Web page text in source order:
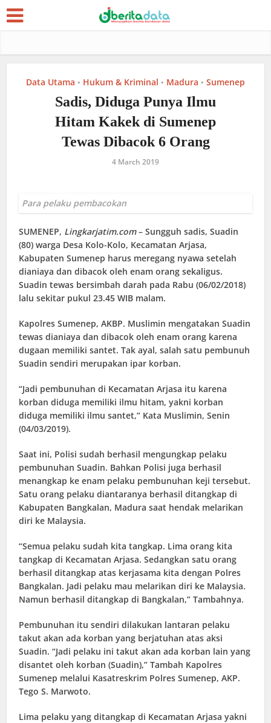
Data Utama • Hukum & Kriminal • Madura • Sumenep
Sadis, Diduga Punya Ilmu
Hitam Kakek di Sumenep
Tewas Dibacok 6 Orang
4 March 2019
Para pelaku pembacokan
SUMENEP, Lingkarjatim.com– Sungguh sadis, Suadin
(80) warga Desa Kolo-Kolo, Kecamatan Arjasa,
Kabupaten Sumenep harus meregang nyawa setelah
dianiaya dan dibacok oleh enam orang sekaligus.
Suadin tewas bersimbah darah pada Rabu (06/02/2018)
lalu sekitar pukul 23.45 WIB malam.
Kapolres Sumenep, AKBP. Muslimin mengatakan Suadin
tewas dianiaya dan dibacok oleh enam orang karena
dugaan memiliki santet. Tak ayal, salah satu pembunuh
Suadin sendiri merupakan ipar korban.
“Jadi pembunuhan di Kecamatan Arjasa itu karena
korban diduga memiliki ilmu hitam, yakni korban
diduga memiliki ilmu santet,” Kata Muslimin, Senin
(04/03/2019).
Saat ini, Polisi sudah berhasil mengungkap pelaku
pembunuhan Suadin. Bahkan Polisi juga berhasil
menangkap ke enam pelaku pembunuhan keji tersebut.
Satu orang pelaku diantaranya berhasil ditangkap di
Kabupaten Bangkalan, Madura saat hendak melarikan
diri ke Malaysia.
“Semua pelaku sudah kita tangkap. Lima orang kita
tangkap di Kecamatan Arjasa. Sedangkan satu orang
berhasil ditangkap atas kerjasama kita dengan Polres
Bangkalan. Jadi pelaku mau melarikan diri ke Malaysia.
Namun berhasil ditangkap di Bangkalan,” Tambahnya.
Pembunuhan itu sendiri dilakukan lantaran pelaku
takut akan ada korban yang berjatuhan atas aksi
Suadin. “Jadi pelaku ini takut akan ada korban lain yang
disantet oleh korban (Suadin),” Tambah Kapolres
Sumenep melalui Kasatreskrim Polres Sumenep, AKP.
Tego S. Marwoto.
Lima pelaku yang ditangkap di Kecamatan Arjasa yakni